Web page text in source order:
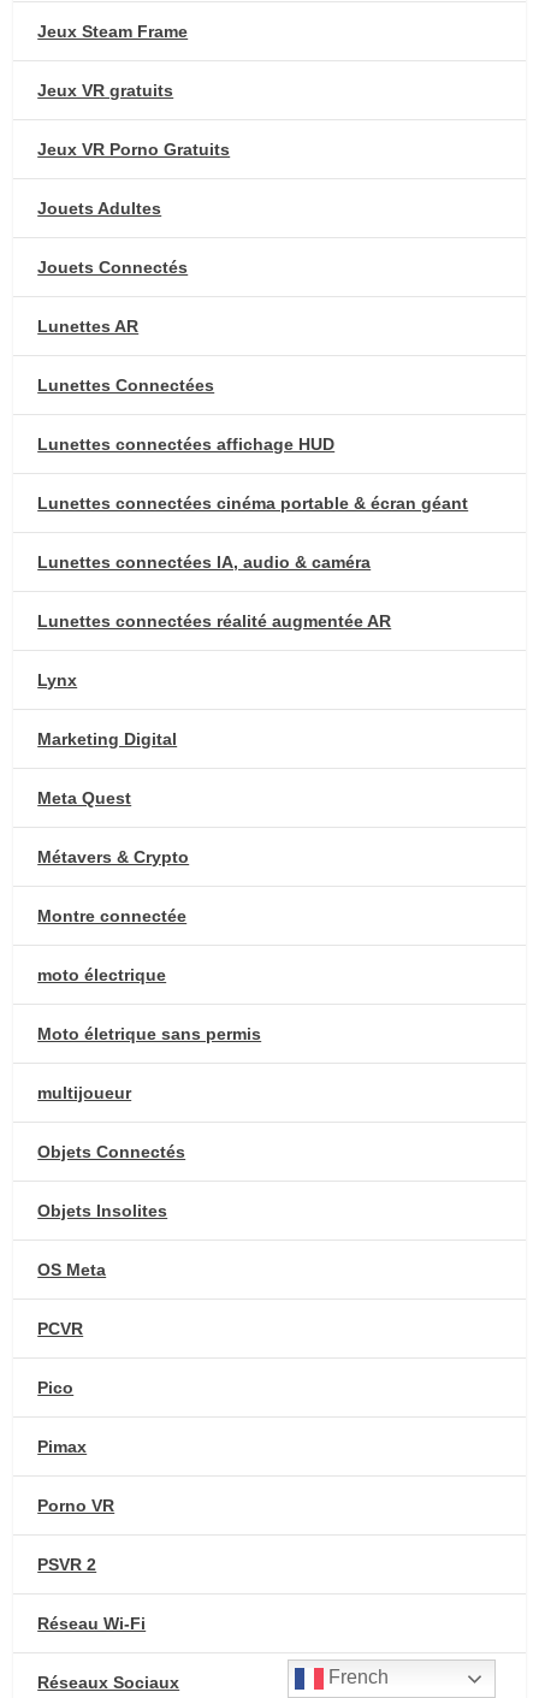
Jeux Steam Frame
Jeux VR gratuits
Jeux VR Porno Gratuits
Jouets Adultes
Jouets Connectés
Lunettes AR
Lunettes Connectées
Lunettes connectées affichage HUD
Lunettes connectées cinéma portable & écran géant
Lunettes connectées IA, audio & caméra
Lunettes connectées réalité augmentée AR
Lynx
Marketing Digital
Meta Quest
Métavers & Crypto
Montre connectée
moto électrique
Moto életrique sans permis
multijoueur
Objets Connectés
Objets Insolites
OS Meta
PCVR
Pico
Pimax
Porno VR
PSVR 2
Réseau Wi-Fi
Réseaux Sociaux French